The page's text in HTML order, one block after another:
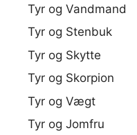
Tyr og Vandmand
Tyr og Stenbuk
Tyr og Skytte
Tyr og Skorpion
Tyr og Vægt
Tyr og Jomfru